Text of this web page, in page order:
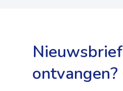
Nieuwsbrief
ontvangen?